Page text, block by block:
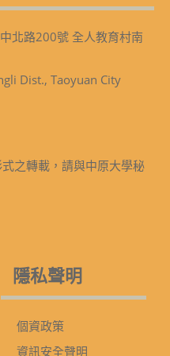
北路200號 全人教育村南
Dist., Taoyuan City
之轉載，請與中原大學秘
隱私聲明
個資政策
資訊安全聲明